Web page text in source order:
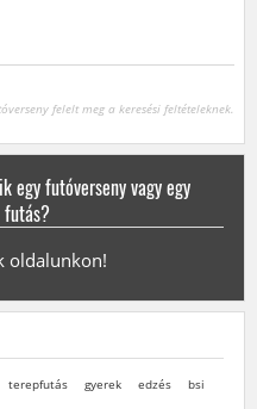
felelt meg a keresési feltételeknek.
egy futóverseny vagy egy
futás?
oldalunkon!
terepfutás gyerek edzés
bsi